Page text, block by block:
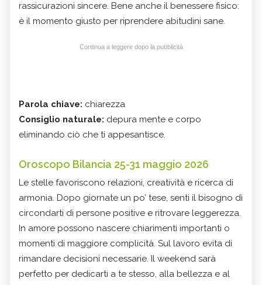
rassicurazioni sincere. Bene anche il benessere fisico:
è il momento giusto per riprendere abitudini sane.
Continua a leggere dopo la pubblicità
Parola chiave: chiarezza
Consiglio naturale: depura mente e corpo
eliminando ciò che ti appesantisce.
Oroscopo Bilancia 25-31 maggio 2026
Le stelle favoriscono relazioni, creatività e ricerca di
armonia. Dopo giornate un po’ tese, senti il bisogno di
circondarti di persone positive e ritrovare leggerezza.
In amore possono nascere chiarimenti importanti o
momenti di maggiore complicità. Sul lavoro evita di
rimandare decisioni necessarie. Il weekend sarà
perfetto per dedicarti a te stesso, alla bellezza e al